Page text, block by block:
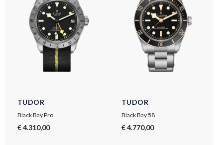
TUDOR
Black Bay Pro
€ 4.310,00
TUDOR
Black Bay 58
€ 4.770,00